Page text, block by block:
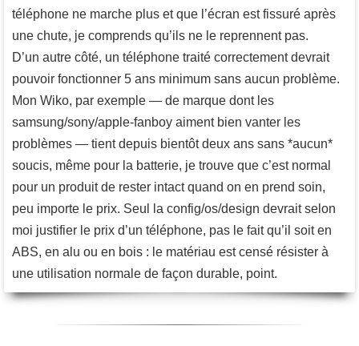
téléphone ne marche plus et que l’écran est fissuré après
une chute, je comprends qu’ils ne le reprennent pas.
D’un autre côté, un téléphone traité correctement devrait
pouvoir fonctionner 5 ans minimum sans aucun problème.
Mon Wiko, par exemple — de marque dont les
samsung/sony/apple-fanboy aiment bien vanter les
problèmes — tient depuis bientôt deux ans sans *aucun*
soucis, même pour la batterie, je trouve que c’est normal
pour un produit de rester intact quand on en prend soin,
peu importe le prix. Seul la config/os/design devrait selon
moi justifier le prix d’un téléphone, pas le fait qu’il soit en
ABS, en alu ou en bois : le matériau est censé résister à
une utilisation normale de façon durable, point.